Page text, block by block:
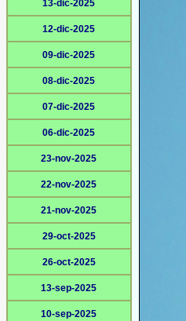
13-dic-2025
12-dic-2025
09-dic-2025
08-dic-2025
07-dic-2025
06-dic-2025
23-nov-2025
22-nov-2025
21-nov-2025
29-oct-2025
26-oct-2025
13-sep-2025
10-sep-2025